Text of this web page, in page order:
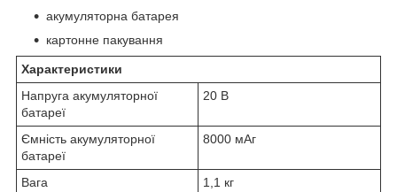
акумуляторна батарея
картонне пакування
Характеристики
Напруга акумуляторної
батареї
20 В
Ємність акумуляторної
батареї
8000 мАг
Вага 1,1 кг